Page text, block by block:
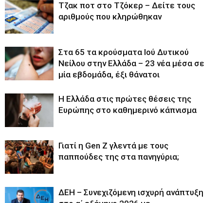
Tζακ ποτ στο Τζόκερ – Δείτε τους
αριθμούς που κληρώθηκαν
Στα 65 τα κρούσματα Ιού Δυτικού
Νείλου στην Ελλάδα – 23 νέα μέσα σε
μία εβδομάδα, έξι θάνατοι
Η Ελλάδα στις πρώτες θέσεις της
Ευρώπης στο καθημερινό κάπνισμα
Γιατί η Gen Z γλεντά με τους
παππούδες της στα πανηγύρια;
ΔΕΗ – Συνεχιζόμενη ισχυρή ανάπτυξη